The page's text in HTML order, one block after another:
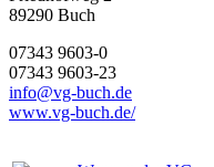
89290 Buch
07343 9603-0
07343 9603-23
info@vg-buch.de
www.vg-buch.de/